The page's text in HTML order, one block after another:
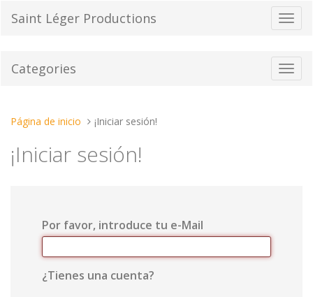
el
de
Saint Léger Productions
Categories
Estas
Página de inicio ¡Iniciar sesión!
¡Iniciar sesión!
Por favor, introduce tu e-Mail
¿Tienes una cuenta?